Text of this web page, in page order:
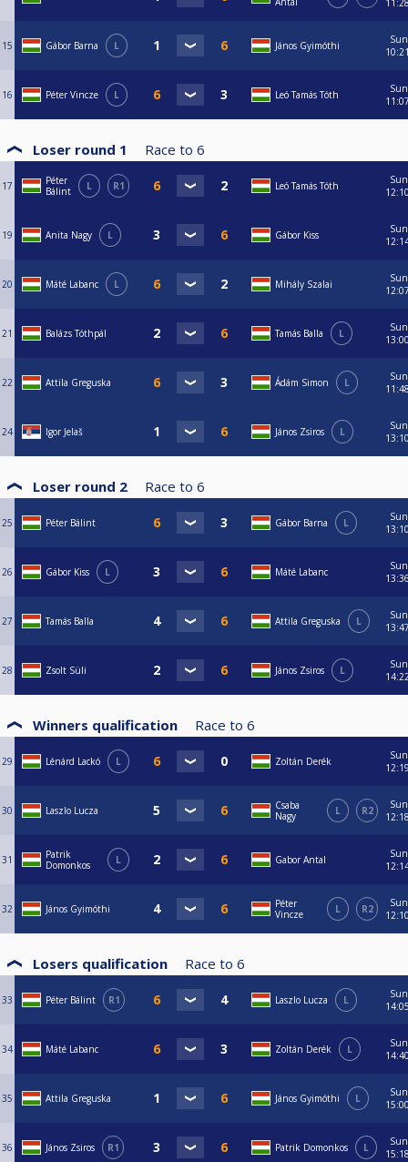
15 Gábor Barna L János Gyimóthi
Sun
16 Péter Vincze L Leó Tamás Tóth
Sun
Loser round 1 Race to 6
17
Péter
Bálint
L R1 Leó Tamás Tóth
Sun
19 Anita Nagy L Gábor Kiss
Sun
20 Máté Labanc L Mihály Szalai
Sun
21 Balázs Tóthpál Tamás Balla L
Sun
22 Attila Greguska Ádám Simon L
Sun
24 Igor Jelaš János Zsiros L
Sun
Loser round 2 Race to 6
25 Péter Bálint Gábor Barna L
Sun
26 Gábor Kiss L Máté Labanc
Sun
27 Tamás Balla Attila Greguska L
Sun
28 Zsolt Süli János Zsiros L
Sun
Winners qualification Race to 6
29 Lénárd Lackó L Zoltán Derék
Sun
30 Laszlo Lucza
Csaba
Nagy
L R2
Sun
31
Patrik
Domonkos
L Gabor Antal
Sun
32 János Gyimóthi
Péter
Vincze
L R2
Sun
Losers qualification Race to 6
33 Péter Bálint R1 Laszlo Lucza L
Sun
34 Máté Labanc Zoltán Derék L
Sun
35 Attila Greguska János Gyimóthi L
Sun
36 János Zsiros R1 Patrik Domonkos L
Sun